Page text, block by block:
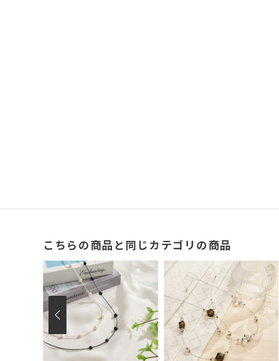
こちらの商品と同じカテゴリの商品